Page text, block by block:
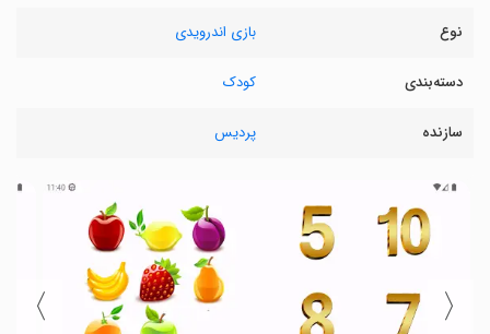
نوع بازی اندرویدی
دسته‌بندی کودک
سازنده پردیس
〈
〉